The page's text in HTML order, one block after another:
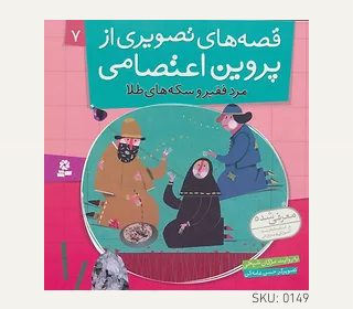
SKU: 0149